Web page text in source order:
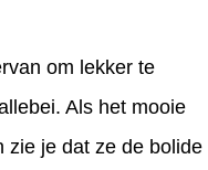
om lekker te
Als het mooie
zie je dat ze de bolide